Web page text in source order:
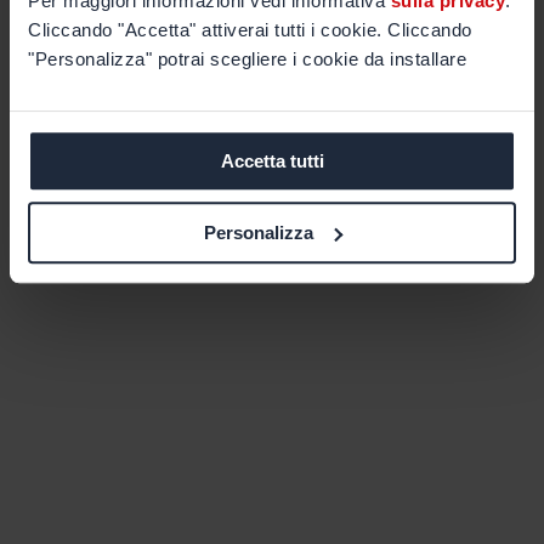
Cliccando "Accetta" attiverai tutti i cookie. Cliccando
"Personalizza" potrai scegliere i cookie da installare
Accetta tutti
Personalizza